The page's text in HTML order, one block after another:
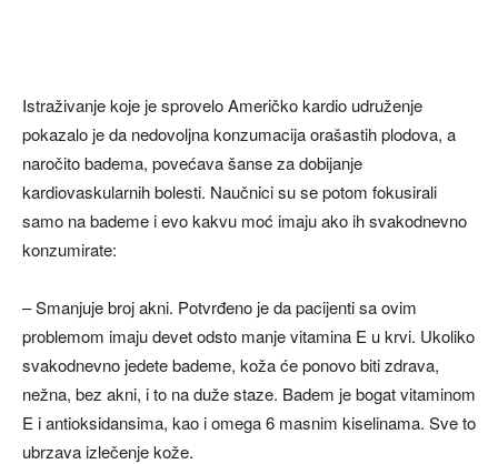
Istraživanje koje je sprovelo Američko kardio udruženje
pokazalo je da nedovoljna konzumacija orašastih plodova, a
naročito badema, povećava šanse za dobijanje
kardiovaskularnih bolesti. Naučnici su se potom fokusirali
samo na bademe i evo kakvu moć imaju ako ih svakodnevno
konzumirate:
– Smanjuje broj akni. Potvrđeno je da pacijenti sa ovim
problemom imaju devet odsto manje vitamina E u krvi. Ukoliko
svakodnevno jedete bademe, koža će ponovo biti zdrava,
nežna, bez akni, i to na duže staze. Badem je bogat vitaminom
E i antioksidansima, kao i omega 6 masnim kiselinama. Sve to
ubrzava izlečenje kože.